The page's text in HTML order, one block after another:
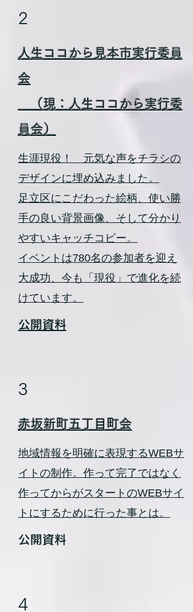
2
人生ココから見本市実行委員
会
（現：人生ココから実行委
員会）
生涯現役！ 元気な声をチラシの
デザインに埋め込みました。
足立区にこだわった絵柄、使い勝
手の良い背景画像、そして分かり
やすいキャッチコピー。
イベントは780名の参加者を迎え
大成功、今も「現役」で進化を続
けています。
公開資料
3
赤坂新町五丁目町会
地域情報を明確に表現するWEBサ
イトの制作。作って完了ではなく
作ってからがスタートのWEBサイ
トにするために行った事とは。
公開資料
4